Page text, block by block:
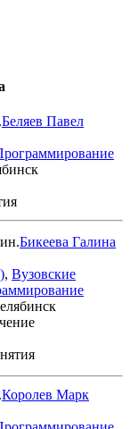
Беляев Павел
Бикеева Галина
, Вузовские
Королев Марк